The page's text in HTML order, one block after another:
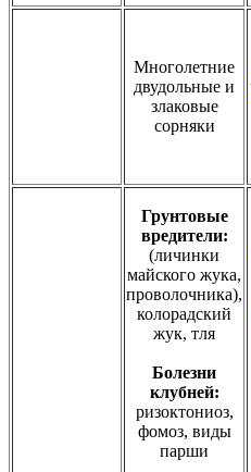
Многолетние
двудольные и
злаковые
сорняки
Грунтовые
вредители:
(личинки
майского жука,
проволочника),
колорадский
жук, тля
Болезни
клубней:
ризоктониоз,
фомоз, виды
парши